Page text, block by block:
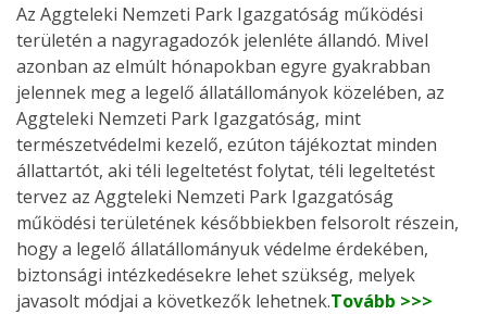
Az Aggteleki Nemzeti Park Igazgatóság működési
területén a nagyragadozók jelenléte állandó. Mivel
azonban az elmúlt hónapokban egyre gyakrabban
jelennek meg a legelő állatállományok közelében, az
Aggteleki Nemzeti Park Igazgatóság, mint
természetvédelmi kezelő, ezúton tájékoztat minden
állattartót, aki téli legeltetést folytat, téli legeltetést
tervez az Aggteleki Nemzeti Park Igazgatóság
működési területének későbbiekben felsorolt részein,
hogy a legelő állatállományuk védelme érdekében,
biztonsági intézkedésekre lehet szükség, melyek
javasolt módjai a következők lehetnek.Tovább >>>